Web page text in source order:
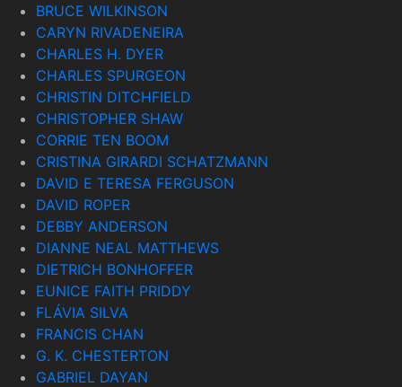
BRUCE WILKINSON
CARYN RIVADENEIRA
CHARLES H. DYER
CHARLES SPURGEON
CHRISTIN DITCHFIELD
CHRISTOPHER SHAW
CORRIE TEN BOOM
CRISTINA GIRARDI SCHATZMANN
DAVID E TERESA FERGUSON
DAVID ROPER
DEBBY ANDERSON
DIANNE NEAL MATTHEWS
DIETRICH BONHOFFER
EUNICE FAITH PRIDDY
FLÁVIA SILVA
FRANCIS CHAN
G. K. CHESTERTON
GABRIEL DAYAN